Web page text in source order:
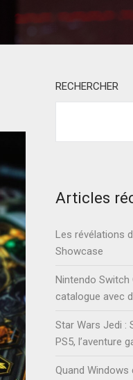
RECHERCHER
Articles
Les révélations
Showcase
Nintendo Switch
catalogue avec
Star Wars Jedi :
PS5, l’aventure
Quand